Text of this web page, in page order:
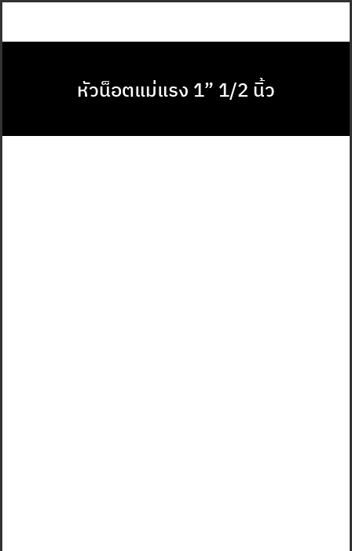
หัวน็อตแม่แรง 1” 1/2 นิ้ว